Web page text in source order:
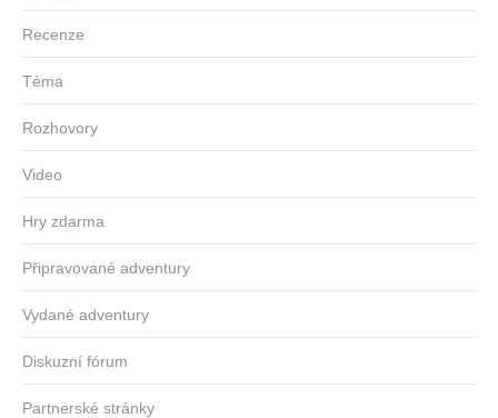
Recenze
Téma
Rozhovory
Video
Hry zdarma
Připravované adventury
Vydané adventury
Diskuzní fórum
Partnerské stránky